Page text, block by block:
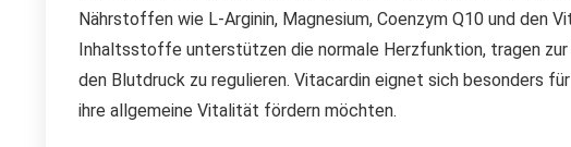
Nährstoffen wie L-Arginin, Magnesium, Coenzym Q10 und den
Inhaltsstoffe unterstützen die normale Herzfunktion, tragen
den Blutdruck zu regulieren. Vitacardin eignet sich besonders
ihre allgemeine Vitalität fördern möchten.